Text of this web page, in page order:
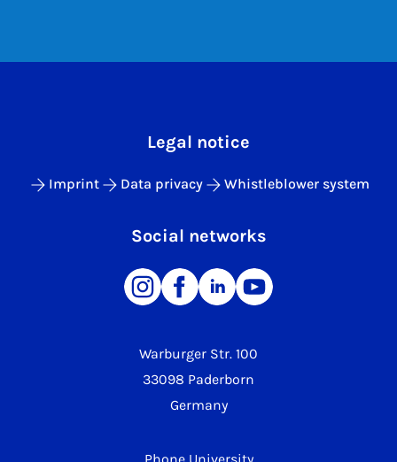
Warburger Str. 100
33098 Paderborn
Germany
Legal notice
Imprint Data privacy Whistleblower system
Social networks